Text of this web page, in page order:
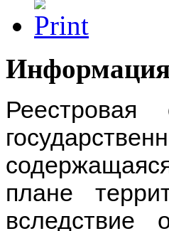
плане
вследствие